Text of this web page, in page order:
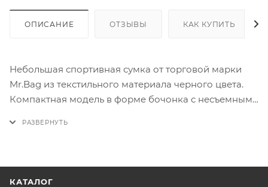
ОПИСАНИЕ ОТЗЫВЫ КАК КУПИТЬ
Небольшая спортивная сумка от торговой марки
Mr.Bag из текстильного материала черного цвета.
Компактная модель в форме бочонка с несъемным
КАТАЛОГ